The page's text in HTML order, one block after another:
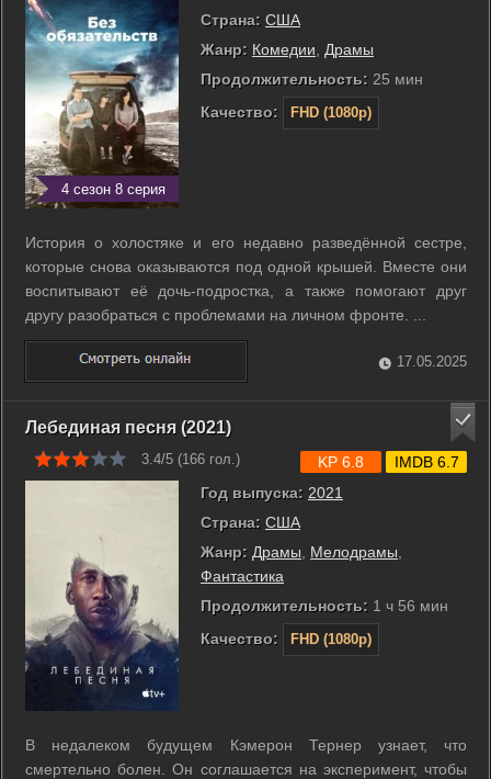
4 сезон 8 серия
Страна: США
Жанр: Комедии
Драмы
Продолжительность: 25 мин
Качество:
FHD (1080p)
История о холостяке и его недавно разведённой сестре,
которые снова оказываются под одной крышей. Вместе они
воспитывают её дочь-подростка, а также помогают друг
другу разобраться с проблемами на личном фронте. ...
17.05.2025
Лебединая песня (2021)
3.4/5 (166 гол.)
Год выпуска: 2021
Страна: США
Жанр: Драмы Мелодрамы
Фантастика
Продолжительность: 1 ч 56 мин
Качество:
FHD (1080p)
KP 6.8 IMDB 6.7
В недалеком будущем Кэмерон Тернер узнает, что
смертельно болен. Он соглашается на эксперимент, чтобы